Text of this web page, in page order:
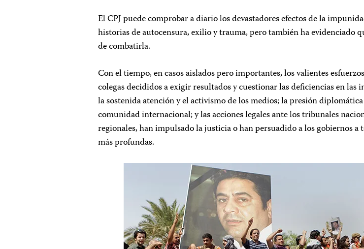
El CPJ puede comprobar a diario los devastadores efectos de la
historias de autocensura, exilio y trauma, pero también ha evidenciado
de combatirla.
Con el tiempo, en casos aislados pero importantes, los valientes
colegas decididos a exigir resultados y cuestionar las deficiencias en las
la sostenida atención y el activismo de los medios; la presión
comunidad internacional; y las acciones legales ante los tribunales
regionales, han impulsado la justicia o han persuadido a los gobiernos a
más profundas.